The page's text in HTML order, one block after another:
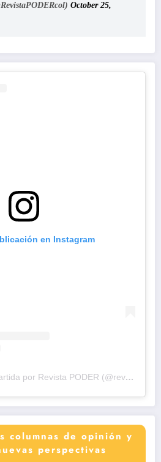
October 25,
en Instagram
Una publicación compartida por Revista PODER (@revistapodercol)
columnas de opinión y
perspectivas